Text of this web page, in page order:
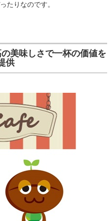
たりなのです。
美味しさで一杯の価値を
供